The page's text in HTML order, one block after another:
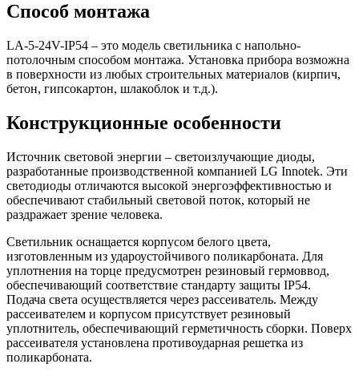
Способ монтажа
LA-5-24V-IP54 – это модель светильника с напольно-
потолочным способом монтажа. Установка прибора возможна
в поверхности из любых строительных материалов (кирпич,
бетон, гипсокартон, шлакоблок и т.д.).
Конструкционные особенности
Источник световой энергии – светоизлучающие диоды,
разработанные производственной компанией LG Innotek. Эти
светодиоды отличаются высокой энергоэффективностью и
обеспечивают стабильный световой поток, который не
раздражает зрение человека.
Светильник оснащается корпусом белого цвета,
изготовленным из удароустойчивого поликарбоната. Для
уплотнения на торце предусмотрен резиновый гермоввод,
обеспечивающий соответствие стандарту защиты IP54.
Подача света осуществляется через рассеиватель. Между
рассеивателем и корпусом присутствует резиновый
уплотнитель, обеспечивающий герметичность сборки. Поверх
рассеивателя установлена противоударная решетка из
поликарбоната.